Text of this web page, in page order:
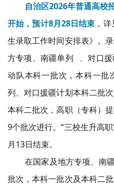
自治区2026年普通高校
开始，预计8月28日结束 ，
生录取工作时间安排表》。
方专项、 南疆单列
、对口
动队本科一批次，本科一批
列、对口援疆计划本科二批
本科二批次，高职（专科）
9个批次进行。“三校生升高
月13日结束。
在国家及地方专项、南
批次，本科一批次及本科二